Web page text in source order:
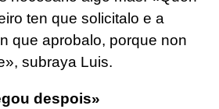
ten que solicitalo e a
que aprobalo, porque non
», subraya Luis.
despois»